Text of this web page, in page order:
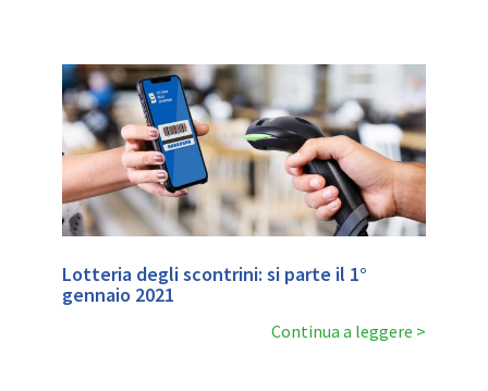
Lotteria degli scontrini: si parte il 1°
gennaio 2021
Continua a leggere